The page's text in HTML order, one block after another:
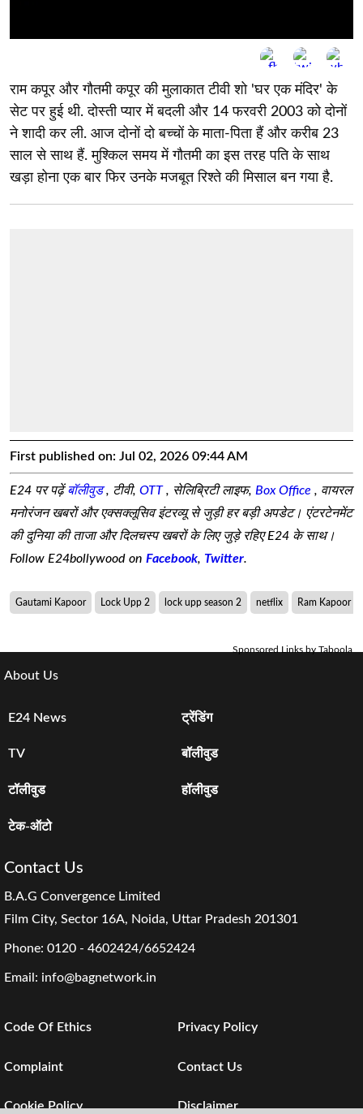
राम कपूर और गौतमी कपूर की मुलाकात टीवी शो 'घर एक मंदिर' के
सेट पर हुई थी. दोस्ती प्यार में बदली और 14 फरवरी 2003 को दोनों
ने शादी कर ली. आज दोनों दो बच्चों के माता-पिता हैं और करीब 23
साल से साथ हैं. मुश्किल समय में गौतमी का इस तरह पति के साथ
खड़ा होना एक बार फिर उनके मजबूत रिश्ते की मिसाल बन गया है.
First published on: Jul 02, 2026 09:44 AM
E24 पर पढ़ेंबॉलीवुड, टीवी, OTT, सेलिब्रिटी लाइफ, Box Office , वायरल
मनोरंजन खबरों और एक्सक्लूसिव इंटरव्यू से जुड़ी हर बड़ी अपडेट। एंटरटेनमेंट
की दुनिया की ताजा और दिलचस्प खबरों के लिए जुड़े रहिए E24 के साथ।
Follow E24bollywood on Facebook, Twitter.
Gautami Kapoor Lock Upp 2 lock upp season 2 netflix Ram Kapoor
Sponsored Links by Taboola
About Us
E24 News ट्रेंडिंग
TV बॉलीवुड
टॉलीवुड हॉलीवुड
टेक-ऑटो
Contact Us
B.A.G Convergence Limited
Film City, Sector 16A, Noida, Uttar Pradesh 201301
Phone: 0120 - 4602424/6652424
Email: info@bagnetwork.in
Code Of Ethics Privacy Policy
Complaint Contact Us
Cookie Policy Disclaimer